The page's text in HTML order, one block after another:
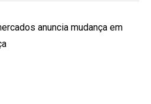
anuncia mudança em